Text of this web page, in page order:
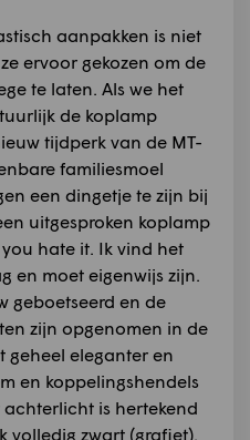
aanpakken is niet
ervoor gekozen om de
te laten. Als we het
de koplamp
tijdperk van de MT-
familiesmoel
een dingetje te zijn bij
uitgesproken koplamp
hate it. Ik vind het
en moet eigenwijs zijn.
geboetseerd en de
zijn opgenomen in de
geheel eleganter en
en koppelingshendels
is hertekend
volledig zwart (grafiet).